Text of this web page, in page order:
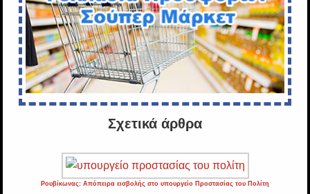
Σχετικά άρθρα
Ρουβίκωνας: Απόπειρα εισβολής στο υπουργείο Προστασίας του Πολίτη